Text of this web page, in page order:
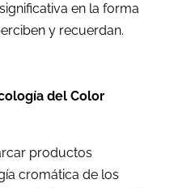
en la forma
y recuerdan.
del Color
productos
cromática de los